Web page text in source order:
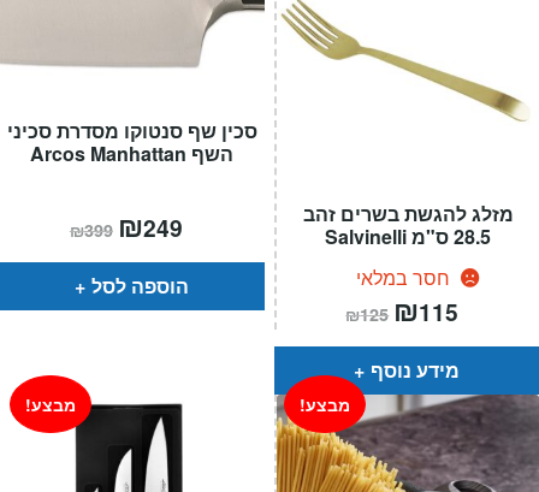
סכין שף סנטוקו מסדרת סכיני
השף Arcos Manhattan
₪399 המחיר
המקורי
היה:
₪399.
₪249
הוא:
הוספה לסל
מזלג להגשת בשרים זהב
28.5 ס"מ Salvinelli
חסר במלאי
₪125 המחיר
המקורי
היה:
₪125.
₪115
הוא:
מידע נוסף
מבצע! מבצע!